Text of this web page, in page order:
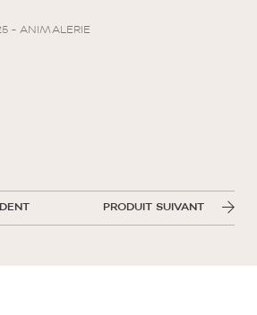
- ANIMALERIE
PRODUIT SUIVANT